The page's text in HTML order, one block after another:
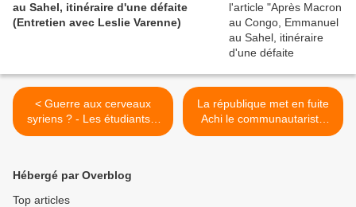
au Sahel, itinéraire d'une défaite
(Entretien avec Leslie Varenne)
< Guerre aux cerveaux
syriens ? - Les étudiants à
l'étranger mis en difficulté
La république met en fuite
Achi le communautariste
envoyé par Ouattara ! -
Hébergé par Overblog
Top articles